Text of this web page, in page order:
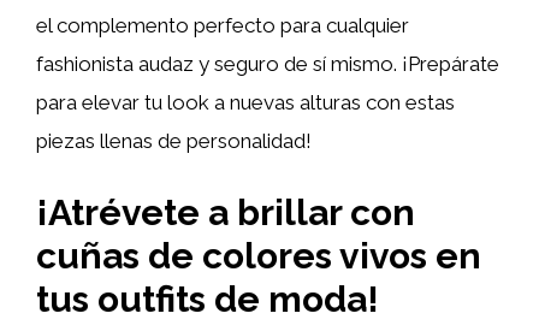
el complemento perfecto para cualquier
fashionista audaz y seguro de sí mismo. ¡Prepárate
para elevar tu look a nuevas alturas con estas
piezas llenas de personalidad!
¡Atrévete a brillar con
cuñas de colores vivos en
tus outfits de moda!